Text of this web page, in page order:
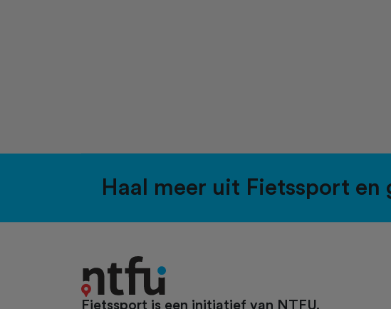
Haal meer uit Fietssport en
Fietssport is een initiatief van NTFU.